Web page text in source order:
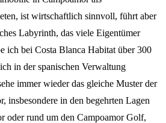
ist wirtschaftlich sinnvoll, führt aber
Labyrinth, das viele Eigentümer
ich bei Costa Blanca Habitat über 300
in der spanischen Verwaltung
immer wieder das gleiche Muster der
insbesondere in den begehrten Lagen
oder rund um den Campoamor Golf,